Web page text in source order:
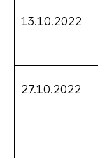
13.10.2022
27.10.2022